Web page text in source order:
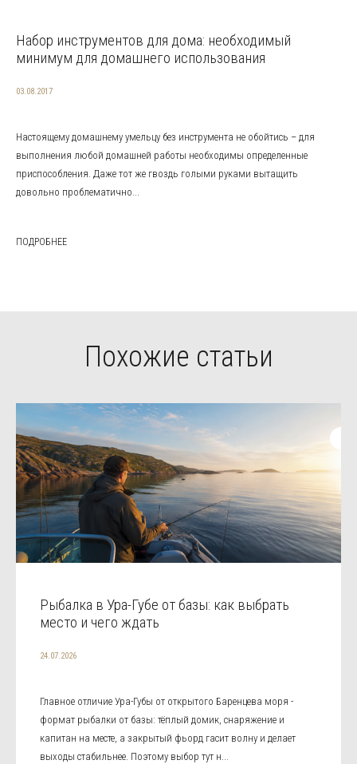
Набор инструментов для дома: необходимый
минимум для домашнего использования
03.08.2017
Настоящему домашнему умельцу без инструмента не обойтись – для
выполнения любой домашней работы необходимы определенные
приспособления. Даже тот же гвоздь голыми руками вытащить
довольно проблематично...
ПОДРОБНЕЕ
Похожие статьи
Рыбалка в Ура-Губе от базы: как выбрать
место и чего ждать
24.07.2026
Главное отличие Ура-Губы от открытого Баренцева моря -
формат рыбалки от базы: тёплый домик, снаряжение и
капитан на месте, а закрытый фьорд гасит волну и делает
выходы стабильнее. Поэтому выбор тут н...